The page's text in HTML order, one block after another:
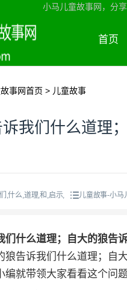
小马儿童故事网，分
首页
事网首页 > 儿童故事
诉我们什么道理
,什么,道理,和,启示, 儿童故事-小马
们什么道理；自大的狼告
狼告诉我们什么道理；自
编就带领大家看看这个问